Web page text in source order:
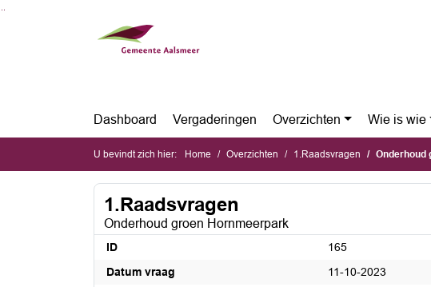
Dashboard Vergaderingen Overzichten Wie is wie
U bevindt zich hier: Home Overzichten 1.Raadsvragen Onderhoud
1.Raadsvragen
Onderhoud groen Hornmeerpark
ID
165
Datum vraag
11-10-2023